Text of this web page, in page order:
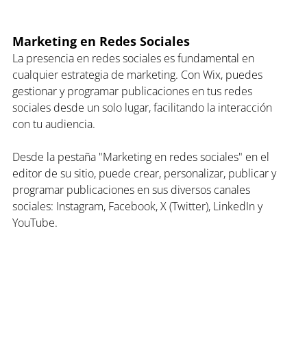
Marketing en Redes Sociales
La presencia en redes sociales es fundamental en
cualquier estrategia de marketing. Con Wix, puedes
gestionar y programar publicaciones en tus redes
sociales desde un solo lugar, facilitando la interacción
con tu audiencia.
Desde la pestaña "Marketing en redes sociales" en el
editor de su sitio, puede crear, personalizar, publicar y
programar publicaciones en sus diversos canales
sociales: Instagram, Facebook, X (Twitter), LinkedIn y
YouTube.